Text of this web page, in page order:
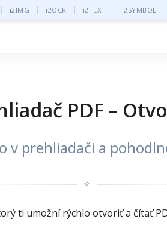
i2IMG i2OCR i2TEXT i2SYMBOL
PDF –
v prehliadači a
✧
ti umožní rýchlo otvoriť a čítať